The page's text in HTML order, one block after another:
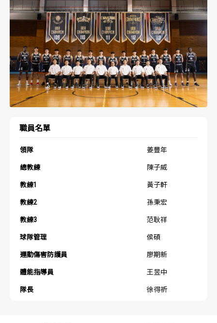
球隊資訊
選手資訊
數據統計
歷屆冠軍
球隊資訊
選手資訊
數據統計
歷屆冠軍
新聞
職員名單
領隊 姜豐年
總教練 陳子威
教練1 黃子軒
教練2 孫秉宏
教練3 范耿祥
球隊管理 侯碩
運動傷害防護員 廖期新
體能指導員 王昱中
隊長 徐得祈